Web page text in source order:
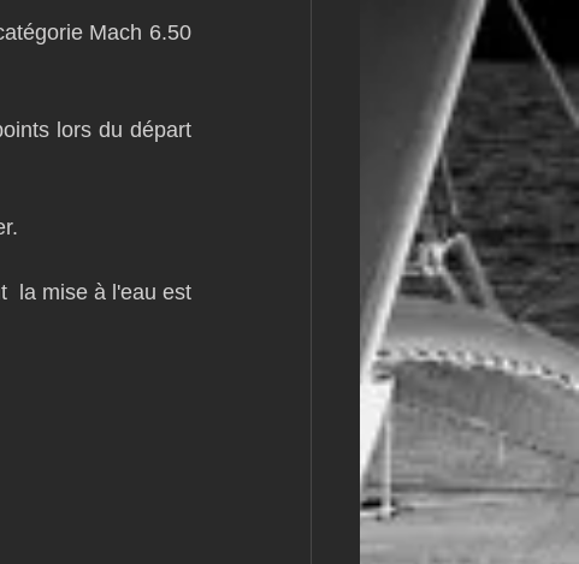
L&#39;Hydroptère
Mach 6.50
lors du départ
la mise à l'eau est